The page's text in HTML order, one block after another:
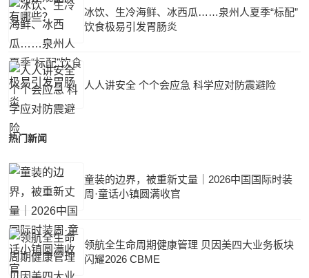
冰饮、生冷海鲜、冰西瓜……泉州人夏季“标配”
饮食极易引发胃肠炎
人人讲安全 个个会应急 科学应对防震避险
热门新闻
童装的边界，被重新丈量｜2026中国国际时装
周·童话小镇圆满收官
领航全生命周期健康管理 贝因美四大业务板块
闪耀2026 CBME